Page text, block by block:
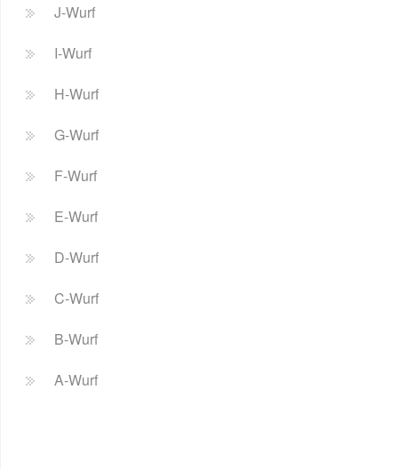
J-Wurf
I-Wurf
H-Wurf
G-Wurf
F-Wurf
E-Wurf
D-Wurf
C-Wurf
B-Wurf
A-Wurf